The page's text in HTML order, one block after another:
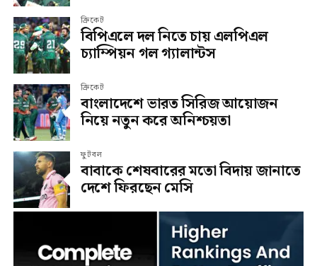
ক্রিকেট
বিপিএলে দল নিতে চায় এলপিএল
চ্যাম্পিয়ন গল গ্যালান্টস
ক্রিকেট
বাংলাদেশে ভারত সিরিজ আয়োজন
নিয়ে নতুন করে অনিশ্চয়তা
ফুটবল
বাবাকে শেষবারের মতো বিদায় জানাতে
দেশে ফিরছেন মেসি